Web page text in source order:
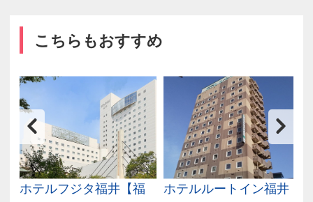
こちらもおすすめ
ホテルフジタ福井【福
ホテルルートイン福井